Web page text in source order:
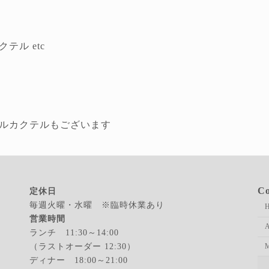
テル etc
カクテルもございます
定休日
毎週火曜・水曜 ※臨時休業あり
営業時間
ランチ 11:30～14:00
（ラストオーダー 12:30）
ディナー 18:00～21:00